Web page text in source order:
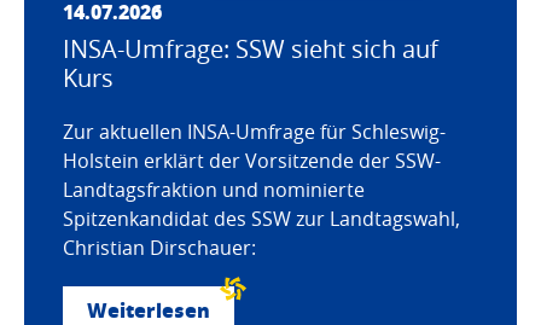
14.07.2026
INSA-Umfrage: SSW sieht sich auf
Kurs
Zur aktuellen INSA-Umfrage für Schleswig-
Holstein erklärt der Vorsitzende der SSW-
Landtagsfraktion und nominierte
Spitzenkandidat des SSW zur Landtagswahl,
Christian Dirschauer:
Weiterlesen